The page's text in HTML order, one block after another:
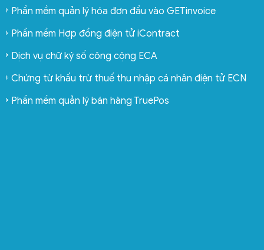
Phần mềm quản lý hóa đơn đầu vào GETinvoice
Phần mềm Hợp đồng điện tử iContract
Dịch vụ chữ ký số công cộng ECA
Chứng từ khấu trừ thuế thu nhập cá nhân điện tử ECN
Phần mềm quản lý bán hàng TruePos